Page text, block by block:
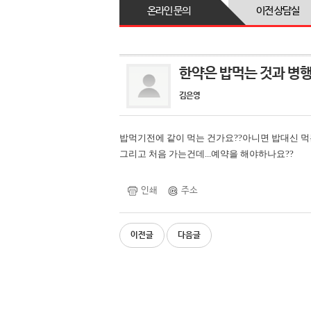
온라인 문의 이전 상담실
한약은 밥먹는 것과 병
김은영
밥먹기전에 같이 먹는 건가요??아니면 밥대신
그리고 처음 가는건데...예약을 해야하나요??
인쇄 주소
이전글 다음글